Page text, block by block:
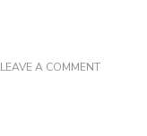
LEAVE A COMMENTON